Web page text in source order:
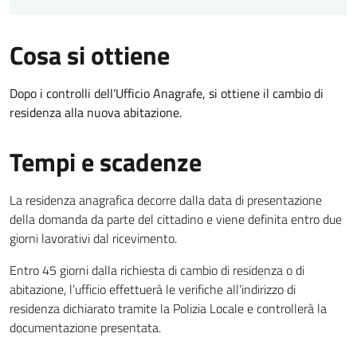
Cosa si ottiene
Dopo i controlli dell’Ufficio Anagrafe, si ottiene il cambio di
residenza alla nuova abitazione.
Tempi e scadenze
La residenza anagrafica decorre dalla data di presentazione
della domanda da parte del cittadino e viene definita entro due
giorni lavorativi dal ricevimento.
Entro 45 giorni dalla richiesta di cambio di residenza o di
abitazione, l’ufficio effettuerà le verifiche all’indirizzo di
residenza dichiarato tramite la Polizia Locale e controllerà la
documentazione presentata.